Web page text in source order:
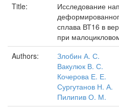
Title:
Исследование
сплава ВТ16 в
при
Authors:
Злобин А. С.
Вакулюк В. С.
Кочерова Е. Е.
Сургутанов Н. А.
Пилипив О. М.